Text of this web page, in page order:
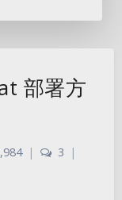
部署方
| 3
|